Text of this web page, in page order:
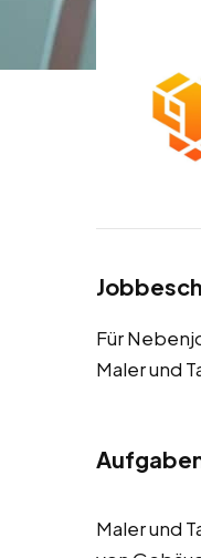
Für
Maler und
Maler und